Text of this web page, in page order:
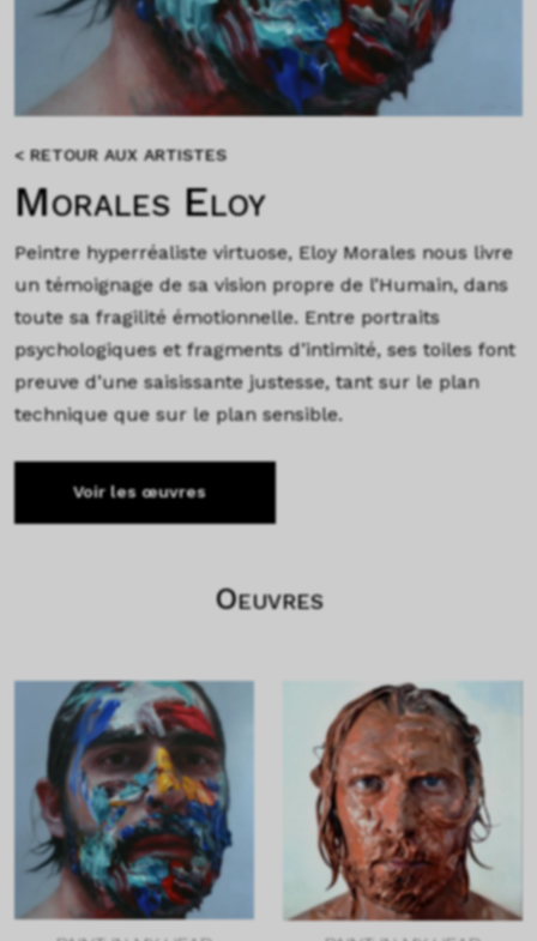
< RETOUR AUX ARTISTES
Morales Eloy
Peintre hyperréaliste virtuose, Eloy Morales nous livre
un témoignage de sa vision propre de l’Humain, dans
toute sa fragilité émotionnelle. Entre portraits
psychologiques et fragments d’intimité, ses toiles font
preuve d’une saisissante justesse, tant sur le plan
technique que sur le plan sensible.
Voir les œuvres
Oeuvres